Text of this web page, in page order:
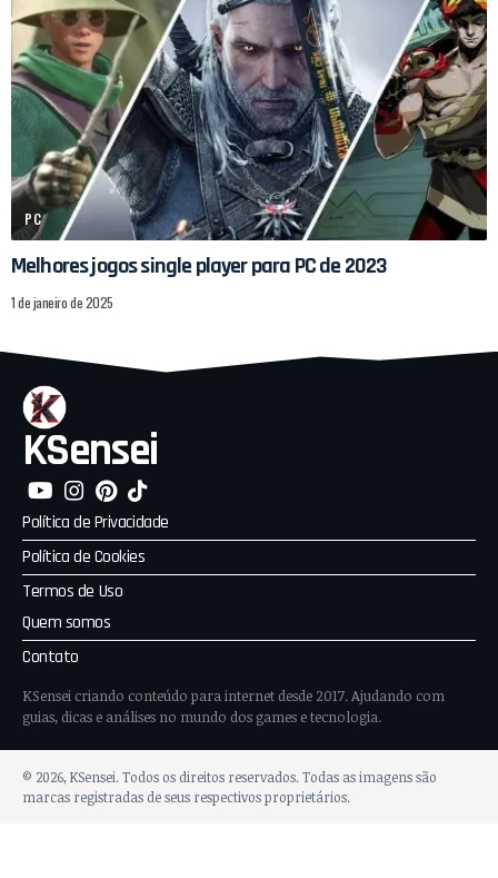
PC
Melhores jogos single player para PC de 2023
1 de janeiro de 2025
KSensei
Política de Privacidade
Política de Cookies
Termos de Uso
Quem somos
Contato
KSensei criando conteúdo para internet desde 2017. Ajudando com
guias, dicas e análises no mundo dos games e tecnologia.
© 2026, KSensei. Todos os direitos reservados. Todas as imagens são
marcas registradas de seus respectivos proprietários.